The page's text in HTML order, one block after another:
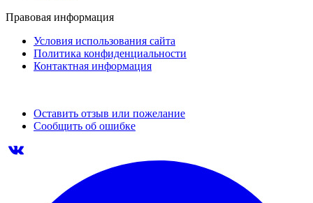
Правовая информация
Условия использования сайта
Политика конфиденциальности
Контактная информация
Оставить отзыв или пожелание
Сообщить об ошибке